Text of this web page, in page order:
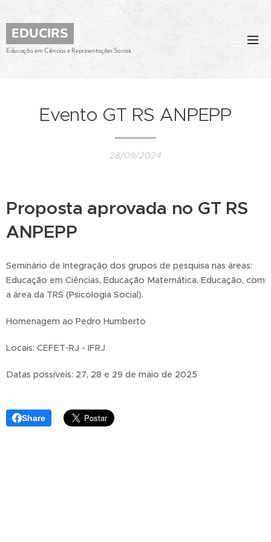
EDUCIRS
Educação em Ciências e Representações Sociais
Evento GT RS ANPEPP
28/09/2024
Proposta aprovada no GT RS
ANPEPP
Seminário de Integração dos grupos de pesquisa nas áreas:
Educação em Ciências, Educação Matemática, Educação, com
a área da TRS (Psicologia Social).
Homenagem ao Pedro Humberto
Locais: CEFET-RJ - IFRJ
Datas possíveis: 27, 28 e 29 de maio de 2025
Share